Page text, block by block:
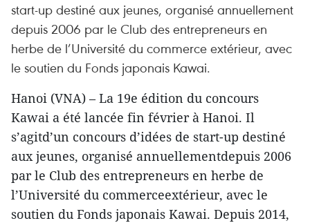
start-up destiné aux jeunes, organisé annuellement
depuis 2006 par le Club des entrepreneurs en
herbe de l’Université du commerce extérieur, avec
le soutien du Fonds japonais Kawai.
Hanoi (VNA) – La 19e édition du concours
Kawai a été lancée fin février à Hanoi. Il
s’agitd’un concours d’idées de start-up destiné
aux jeunes, organisé annuellementdepuis 2006
par le Club des entrepreneurs en herbe de
l’Université du commerceextérieur, avec le
soutien du Fonds japonais Kawai. Depuis 2014,